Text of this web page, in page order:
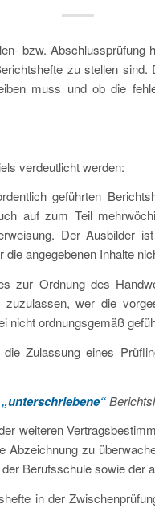
bzw. Abschlussprüfung
zu stellen
muss und ob die
verdeutlicht werden:
geführten
auf zum Teil
Der Ausbilder
angegebenen Inhalte
zur Ordnung des
wer die
nicht ordnungsgemäß
Zulassung eines
„unterschriebene“
weiteren
Abzeichnung zu
Berufsschule sowie der
in der